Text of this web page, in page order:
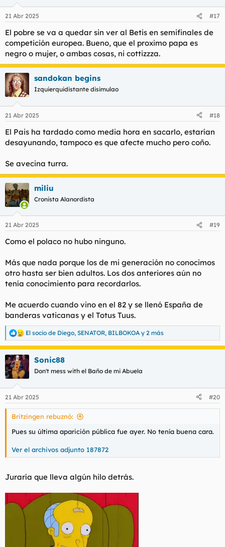
e
:
21 Abr 2025 #17
El pobre se va a quedar sin ver al Betis en semifinales de
competición europea. Bueno, que el proximo papa es
negro o mujer, o ambas cosas, ni cottizzza.
sandokan begins
Izquierquidistante disimulao
21 Abr 2025 #18
El Pais ha tardado como media hora en sacarlo, estarían
desayunando, tampoco es que afecte mucho pero coño.
Se avecina turra.
miliu
Cronista Alanordista
21 Abr 2025 #19
Como el polaco no hubo ninguno.
Más que nada porque los de mi generación no conocimos
otro hasta ser bien adultos. Los dos anteriores aún no
tenía conocimiento para recordarlos.
Me acuerdo cuando vino en el 82 y se llenó España de
banderas vaticanas y el Totus Tuus.
R
e
c
c
i
e
s
El socio de Diego, SENATOR, BILBOKOA y 2 más
Sonic88
Don't mess with el Baño de mi Abuela
21 Abr 2025 #20
Britzingen rebuznó:
Pues su última aparición pública fue ayer. No tenía buena cara.
Ver el archivos adjunto 187872
Juraría que lleva algún hilo detrás.